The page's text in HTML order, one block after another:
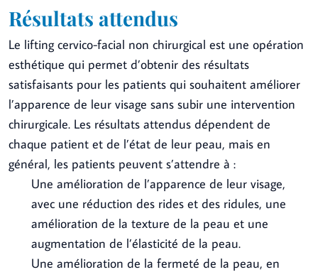
Résultats attendus
Le lifting cervico-facial non chirurgical est une opération
esthétique qui permet d’obtenir des résultats
satisfaisants pour les patients qui souhaitent améliorer
l’apparence de leur visage sans subir une intervention
chirurgicale. Les résultats attendus dépendent de
chaque patient et de l’état de leur peau, mais en
général, les patients peuvent s’attendre à :
Une amélioration de l’apparence de leur visage,
avec une réduction des rides et des ridules, une
amélioration de la texture de la peau et une
augmentation de l’élasticité de la peau.
Une amélioration de la fermeté de la peau, en